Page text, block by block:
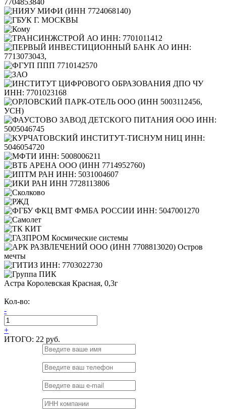
Астра Королевская Красная, 0,3г
Кол-во:
-
+
ИТОГО: 22 руб.